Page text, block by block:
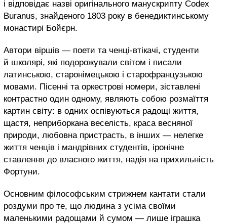
і відповідає назві оригінального манускрипту Codex
Buranus, знайденого 1803 року в бенедиктинському
монастирі Бойєрн.
Автори віршів — поети та ченці-втікачі, студенти
й школярі, які подорожували світом і писали
латинською, старонімецькою і старофранцузькою
мовами. Пісенні та оркестрові номери, зіставлені
контрастно один одному, являють собою розмаїття
картин світу: в одних оспівуються радощі життя,
щастя, неприборкана веселість, краса весняної
природи, любовна пристрасть, в інших — нелегке
життя ченців і мандрівних студентів, іронічне
ставлення до власного життя, надія на прихильність
Фортуни.
Основним філософським стрижнем кантати стали
роздуми про те, що людина з усіма своїми
маленькими радощами й сумом — лише іграшка